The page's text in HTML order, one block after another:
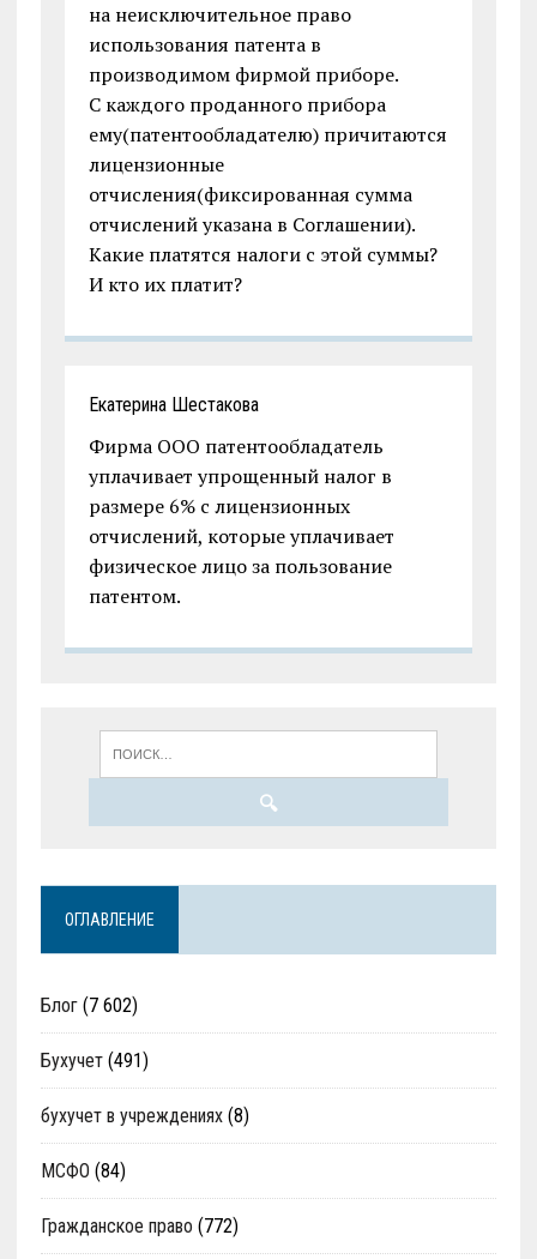
на неисключительное право
использования патента в
производимом фирмой приборе.
С каждого проданного прибора
ему(патентообладателю) причитаются
лицензионные
отчисления(фиксированная сумма
отчислений указана в Соглашении).
Какие платятся налоги с этой суммы?
И кто их платит?
Екатерина Шестакова
Фирма ООО патентообладатель
уплачивает упрощенный налог в
размере 6% с лицензионных
отчислений, которые уплачивает
физическое лицо за пользование
патентом.
ОГЛАВЛЕНИЕ
Блог(7 602)
Бухучет(491)
бухучет в учреждениях(8)
МСФО (84)
Гражданское право (772)